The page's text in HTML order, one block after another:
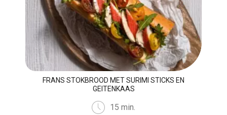
FRANS STOKBROOD MET SURIMI STICKS EN
GEITENKAAS
15 min.